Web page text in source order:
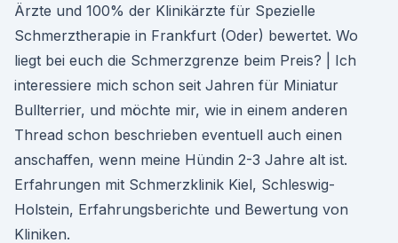
Ärzte und 100% der Klinikärzte für Spezielle
Schmerztherapie in Frankfurt (Oder) bewertet. Wo
liegt bei euch die Schmerzgrenze beim Preis? | Ich
interessiere mich schon seit Jahren für Miniatur
Bullterrier, und möchte mir, wie in einem anderen
Thread schon beschrieben eventuell auch einen
anschaffen, wenn meine Hündin 2-3 Jahre alt ist.
Erfahrungen mit Schmerzklinik Kiel, Schleswig-
Holstein, Erfahrungsberichte und Bewertung von
Kliniken.